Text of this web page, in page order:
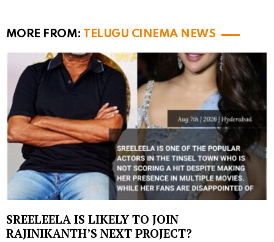
MORE FROM: TELUGU CINEMA NEWS
SREELEELA IS LIKELY TO JOIN
RAJINIKANTH’S NEXT PROJECT?